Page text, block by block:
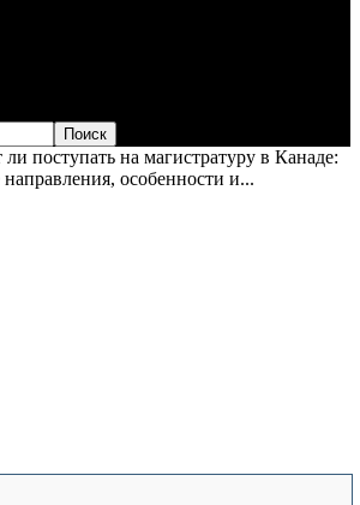
ли поступать на магистратуру в Канаде:
особенности и...